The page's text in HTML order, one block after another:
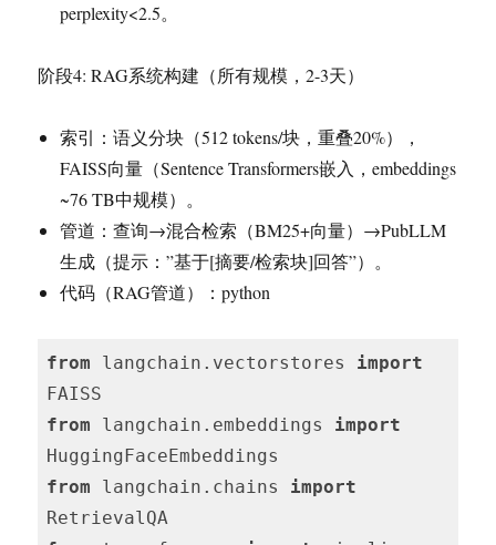
perplexity<2.5。
阶段4: RAG系统构建（所有规模，2-3天）
索引：语义分块（512 tokens/块，重叠20%），
FAISS向量（Sentence Transformers嵌入，embeddings
~76 TB中规模）。
管道：查询→混合检索（BM25+向量）→PubLLM
生成（提示：”基于[摘要/检索块]回答”）。
代码（RAG管道）：python
from langchain.vectorstores import
from langchain.embeddings import
from langchain.chains import